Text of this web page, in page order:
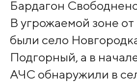
Бардагон
В угрожаемой зоне
были село
Подгорный, а в
АЧС обнаружили в